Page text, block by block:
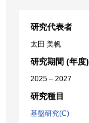
研究代表者
太田 美帆
研究期間 (年度)
2025 – 2027
研究種目
基盤研究(C)